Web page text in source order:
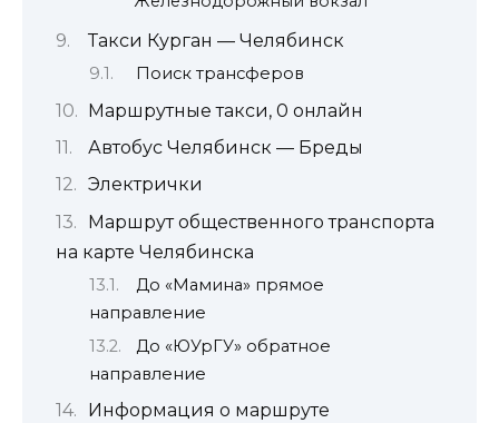
Такси Курган — Челябинск
Поиск трансферов
Маршрутные такси, 0 онлайн
Автобус Челябинск — Бреды
Электрички
Маршрут общественного транспорта
на карте Челябинска
До «Мамина» прямое
направление
До «ЮУрГУ» обратное
направление
Информация о маршруте